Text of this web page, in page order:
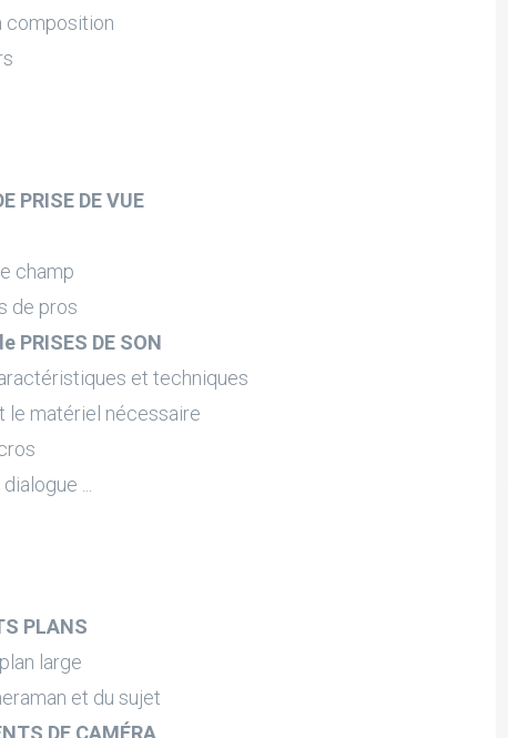
composition
PRISE DE VUE
champ
de pros
PRISES DE SON
et techniques
le matériel nécessaire
...
PLANS
large
et du sujet
DE CAMÉRA